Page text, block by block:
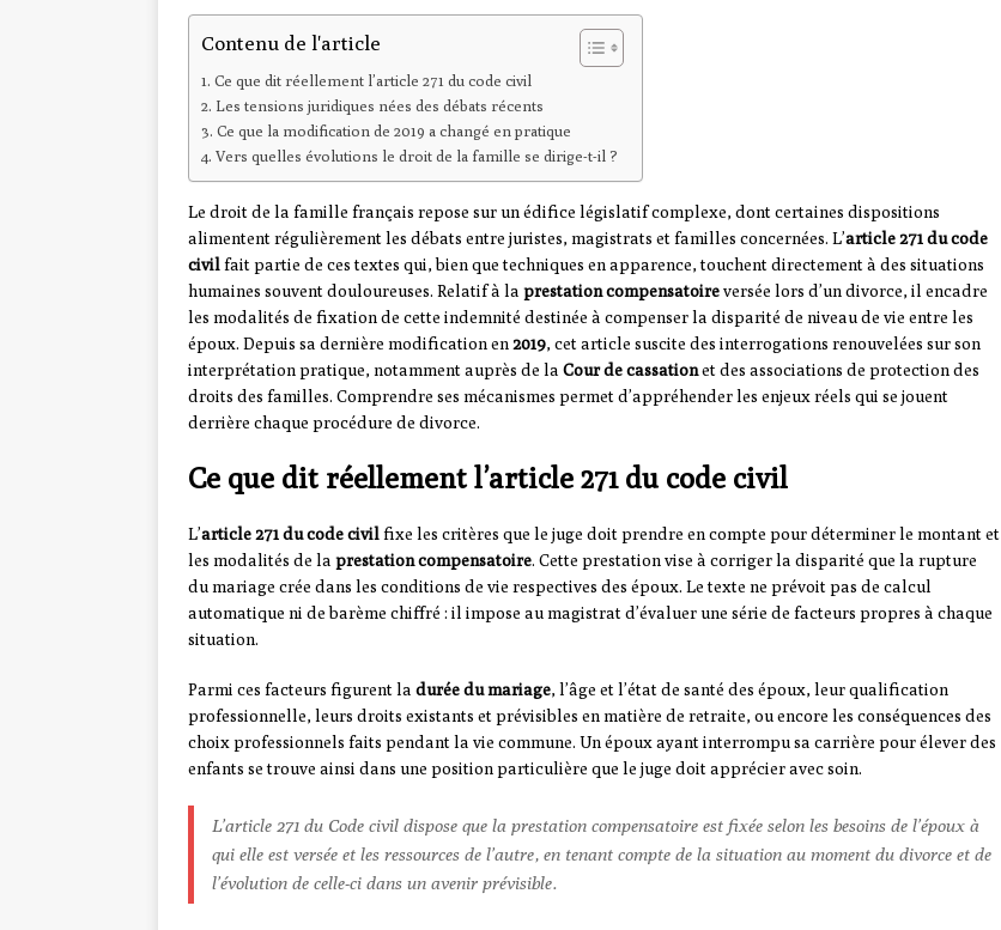
Contenu de l'article
Ce que dit réellement l’article 271 du code civil
Les tensions juridiques nées des débats récents
Ce que la modification de 2019 a changé en pratique
Vers quelles évolutions le droit de la famille se dirige-t-il ?
Le droit de la famille français repose sur un édifice législatif complexe, dont certaines dispositions
alimentent régulièrement les débats entre juristes, magistrats et familles concernées. L’article 271 du code
civil fait partie de ces textes qui, bien que techniques en apparence, touchent directement à des situations
humaines souvent douloureuses. Relatif à la prestation compensatoireversée lors d’un divorce, il encadre
les modalités de fixation de cette indemnité destinée à compenser la disparité de niveau de vie entre les
époux. Depuis sa dernière modification en 2019, cet article suscite des interrogations renouvelées sur son
interprétation pratique, notamment auprès de la Cour de cassationet des associations de protection des
droits des familles. Comprendre ses mécanismes permet d’appréhender les enjeux réels qui se jouent
derrière chaque procédure de divorce.
Ce que dit réellement l’article 271 du code civil
L’article 271 du code civil fixe les critères que le juge doit prendre en compte pour déterminer le montant et
les modalités de la prestation compensatoire. Cette prestation vise à corriger la disparité que la rupture
du mariage crée dans les conditions de vie respectives des époux. Le texte ne prévoit pas de calcul
automatique ni de barème chiffré : il impose au magistrat d’évaluer une série de facteurs propres à chaque
situation.
Parmi ces facteurs figurent la durée du mariage, l’âge et l’état de santé des époux, leur qualification
professionnelle, leurs droits existants et prévisibles en matière de retraite, ou encore les conséquences des
choix professionnels faits pendant la vie commune. Un époux ayant interrompu sa carrière pour élever des
enfants se trouve ainsi dans une position particulière que le juge doit apprécier avec soin.
L’article 271 du Code civil dispose que la prestation compensatoire est fixée selon les besoins de l’époux à
qui elle est versée et les ressources de l’autre, en tenant compte de la situation au moment du divorce et de
l’évolution de celle-ci dans un avenir prévisible.